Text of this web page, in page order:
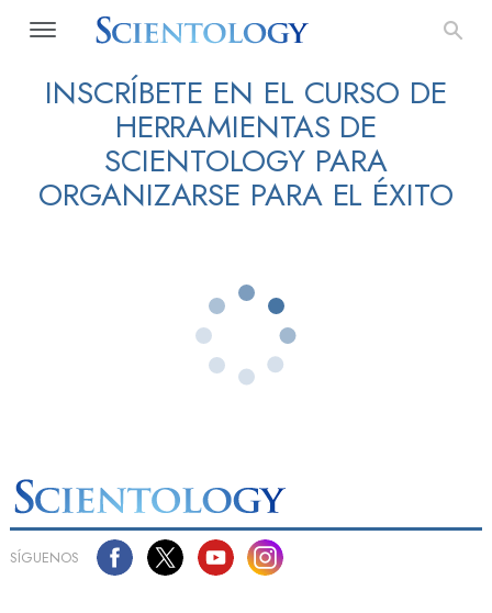
INSCRÍBETE EN EL CURSO DE
HERRAMIENTAS DE
SCIENTOLOGY PARA
ORGANIZARSE PARA EL ÉXITO
SÍGUENOS